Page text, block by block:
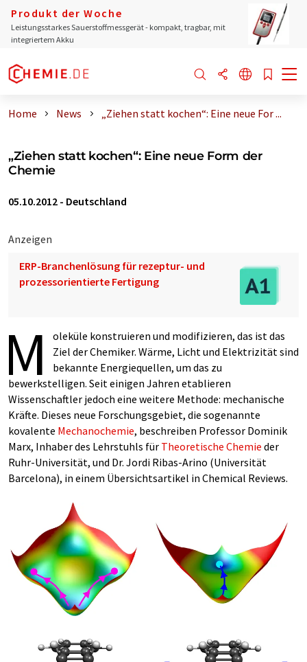
Produkt der Woche
Leistungsstarkes Sauerstoffmessgerät - kompakt, tragbar, mit
integriertem Akku
Home News „Ziehen statt kochen“: Eine neue For ...
„Ziehen statt kochen“: Eine neue Form der
Chemie
05.10.2012 - Deutschland
Anzeigen
ERP-Branchenlösung für rezeptur- und
prozessorientierte Fertigung
M
oleküle konstruieren und modifizieren, das ist das
Ziel der Chemiker. Wärme, Licht und Elektrizität sind
bekannte Energiequellen, um das zu
bewerkstelligen. Seit einigen Jahren etablieren
Wissenschaftler jedoch eine weitere Methode: mechanische
Kräfte. Dieses neue Forschungsgebiet, die sogenannte
kovalente Mechanochemie, beschreiben Professor Dominik
Marx, Inhaber des Lehrstuhls für Theoretische Chemie der
Ruhr-Universität, und Dr. Jordi Ribas-Arino (Universität
Barcelona), in einem Übersichtsartikel in Chemical Reviews.